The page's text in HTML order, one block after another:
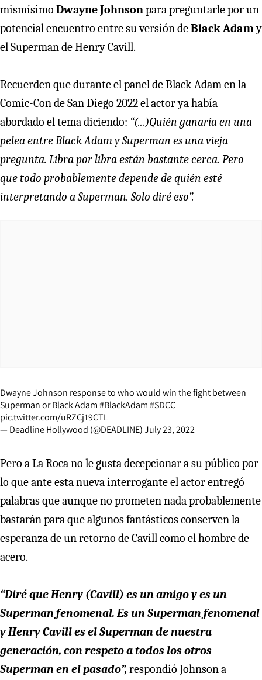
mismísimo Dwayne Johnsonpara preguntarle por un
potencial encuentro entre su versión deBlack Adamy
el Superman de Henry Cavill.
Recuerden que durante el panel de Black Adam en la
Comic-Con de San Diego 2022 el actor ya había
abordado el tema diciendo: “(...)Quién ganaría en una
pelea entre Black Adam y Superman es una vieja
pregunta. Libra por libra están bastante cerca. Pero
que todo probablemente depende de quién esté
interpretando a Superman. Solo diré eso”.
Dwayne Johnson response to who would win the fight between
Superman or Black Adam#BlackAdam#SDCC
pic.twitter.com/uRZCj19CTL
— Deadline Hollywood (@DEADLINE)July 23, 2022
Pero a La Roca no le gusta decepcionar a su público por
lo que ante esta nueva interrogante el actor entregó
palabras que aunque no prometen nada probablemente
bastarán para que algunos fantásticos conserven la
esperanza de un retorno de Cavill como el hombre de
acero.
“Diré que Henry (Cavill) es un amigo y es un
Superman fenomenal. Es un Superman fenomenal
y Henry Cavill es el Superman de nuestra
generación, con respeto a todos los otros
Superman en el pasado”, respondió Johnson a